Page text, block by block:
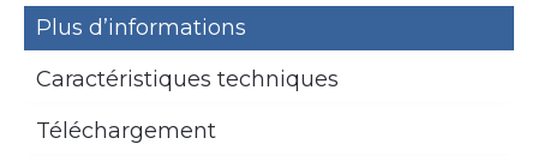
Plus d’informations
Caractéristiques techniques
Téléchargement